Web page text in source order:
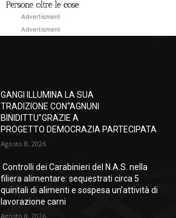
Advertisment
Advertisment
GANGI ILLUMINA LA SUA
TRADIZIONE CON“AGNUNI
BINIDITTU”GRAZIE A
PROGETTO DEMOCRAZIA PARTECIPATA
Agosto 8, 2026
Controlli dei Carabinieri del N.A.S. nella
filiera alimentare: sequestrati circa 5
quintali di alimenti e sospesa un’attività di
lavorazione carni
Agosto 8, 2026